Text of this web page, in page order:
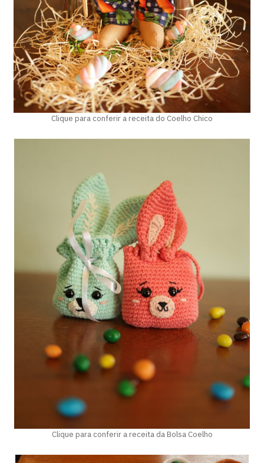
Clique para conferir a receita do Coelho Chico
Clique para conferir a receita da Bolsa Coelho